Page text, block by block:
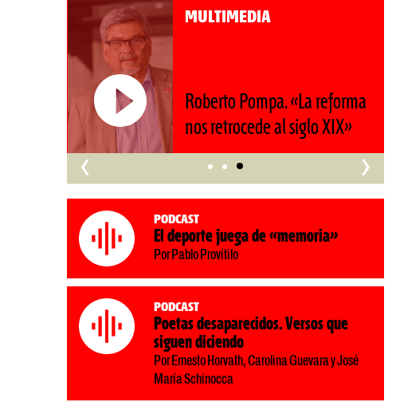
MULTIMEDIA
Roberto Pompa. «La reforma
nos retrocede al siglo XIX»
‹ ›
Podcast
El deporte juega de «memoria»
Por Pablo Provitilo
Podcast
Poetas desaparecidos. Versos que
siguen diciendo
Por Ernesto Horvath, Carolina Guevara y José
María Schinocca